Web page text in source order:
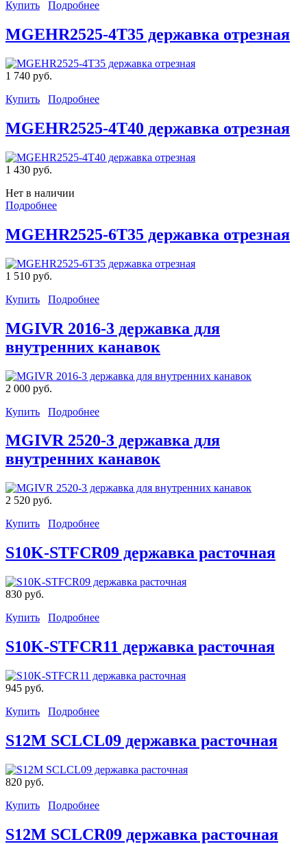
Купить Подробнее
MGEHR2525-4T35 державка отрезная
1 740 руб.
Купить
Подробнее
MGEHR2525-4T40 державка отрезная
1 430 руб.
Нет в наличии
Подробнее
MGEHR2525-6T35 державка отрезная
1 510 руб.
Купить
Подробнее
MGIVR 2016-3 державка для
внутренних канавок
2 000 руб.
Купить
Подробнее
MGIVR 2520-3 державка для
внутренних канавок
2 520 руб.
Купить
Подробнее
S10K-STFCR09 державка расточная
830 руб.
Купить
Подробнее
S10K-STFCR11 державка расточная
945 руб.
Купить
Подробнее
S12M SCLCL09 державка расточная
820 руб.
Купить
Подробнее
S12M SCLCR09 державка расточная